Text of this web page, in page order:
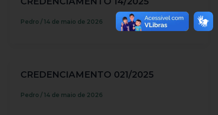
Pedro / 14 de maio de 2026
CREDENCIAMENTO 021/2025
Pedro / 14 de maio de 2026